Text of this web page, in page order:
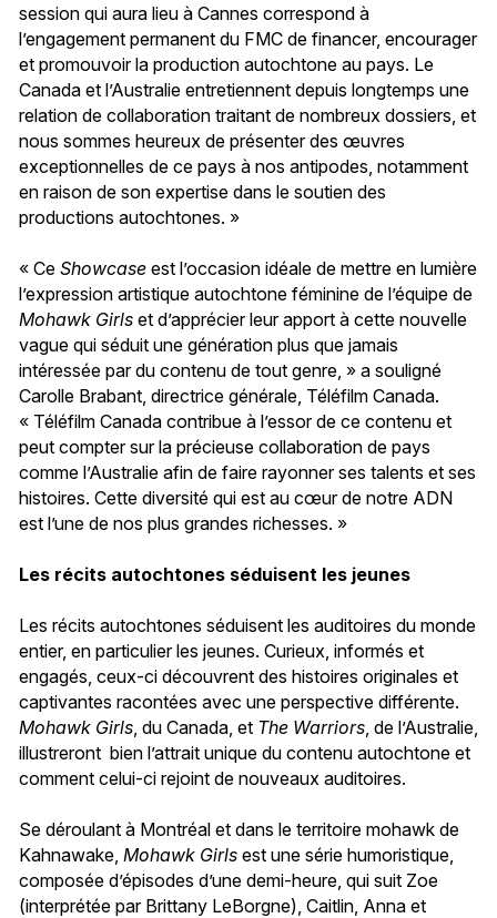
session qui aura lieu à Cannes correspond à
l’engagement permanent du FMC de financer, encourager
et promouvoir la production autochtone au pays. Le
Canada et l’Australie entretiennent depuis longtemps une
relation de collaboration traitant de nombreux dossiers, et
nous sommes heureux de présenter des œuvres
exceptionnelles de ce pays à nos antipodes, notamment
en raison de son expertise dans le soutien des
productions autochtones. »
« Ce Showcase est l’occasion idéale de mettre en lumière
l’expression artistique autochtone féminine de l’équipe de
Mohawk Girls et d’apprécier leur apport à cette nouvelle
vague qui séduit une génération plus que jamais
intéressée par du contenu de tout genre, » a souligné
Carolle Brabant, directrice générale, Téléfilm Canada.
« Téléfilm Canada contribue à l’essor de ce contenu et
peut compter sur la précieuse collaboration de pays
comme l’Australie afin de faire rayonner ses talents et ses
histoires. Cette diversité qui est au cœur de notre ADN
est l’une de nos plus grandes richesses. »
Les récits autochtones séduisent les jeunes
Les récits autochtones séduisent les auditoires du monde
entier, en particulier les jeunes. Curieux, informés et
engagés, ceux-ci découvrent des histoires originales et
captivantes racontées avec une perspective différente.
Mohawk Girls , du Canada, et The Warriors , de l’Australie,
illustreront bien l’attrait unique du contenu autochtone et
comment celui-ci rejoint de nouveaux auditoires.
Se déroulant à Montréal et dans le territoire mohawk de
Kahnawake, Mohawk Girls est une série humoristique,
composée d’épisodes d’une demi-heure, qui suit Zoe
(interprétée par Brittany LeBorgne), Caitlin, Anna et